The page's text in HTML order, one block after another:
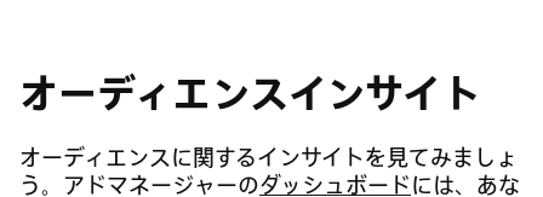
オーディエンスインサイト
オーディエンスに関するインサイトを見てみましょ
う。アドマネージャーのダッシュボード には、あな
Pinterest トレンドツール
Pinterest トレンドツールを活用すると、世界中の
ユーザーが今、何を求めているのかが分かります
Pinterest Predicts
「まだトレンドになっていないトレンド」レポート
で、カルチャーを先取りしましょう。 Pinterest